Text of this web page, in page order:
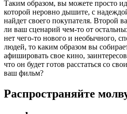
Таким образом, вы можете просто
которой неровно дышите, с
найдет своего покупателя. Второй
ли ваш сценарий чем-то от
нет чего-то нового и необычного,
людей, то каким образом вы
афишировать свое кино,
что он будет готов расстаться со
ваш фильм?
Распространяйте